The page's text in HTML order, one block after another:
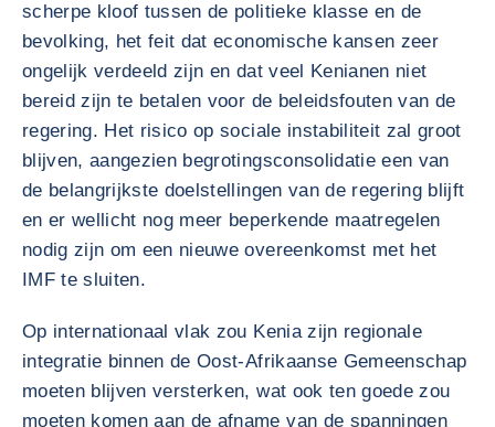
scherpe kloof tussen de politieke klasse en de
bevolking, het feit dat economische kansen zeer
ongelijk verdeeld zijn en dat veel Kenianen niet
bereid zijn te betalen voor de beleidsfouten van de
regering. Het risico op sociale instabiliteit zal groot
blijven, aangezien begrotingsconsolidatie een van
de belangrijkste doelstellingen van de regering blijft
en er wellicht nog meer beperkende maatregelen
nodig zijn om een nieuwe overeenkomst met het
IMF te sluiten.
Op internationaal vlak zou Kenia zijn regionale
integratie binnen de Oost-Afrikaanse Gemeenschap
moeten blijven versterken, wat ook ten goede zou
moeten komen aan de afname van de spanningen